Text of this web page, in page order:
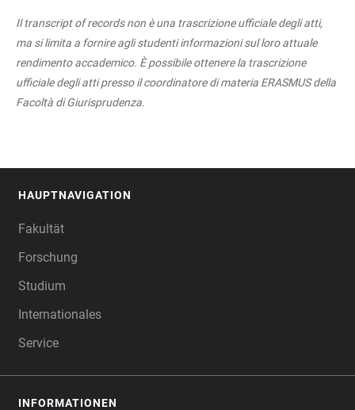
Il transcript of records non è una trascrizione ufficiale degli atti,
ma si limita a fornire agli studenti informazioni sul loro attuale
rendimento accademico. È possibile ottenere la trascrizione
ufficiale degli atti presso il coordinatore di materia ERASMUS della
Facoltà di Giurisprudenza.
HAUPTNAVIGATION
Fakultät
Forschung
Studium
Internationales
Service
INFORMATIONEN